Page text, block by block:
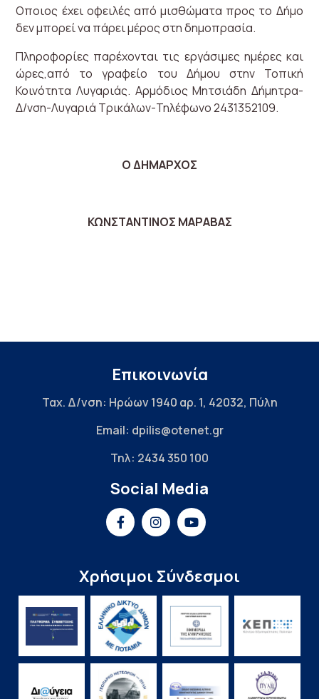
Οποιος έχει οφειλές από μισθώματα προς το Δήμο
δεν μπορεί να πάρει μέρος στη δημοπρασία.
Πληροφορίες παρέχονται τις εργάσιμες ημέρες και
ώρες,από το γραφείο του Δήμου στην Τοπική
Κοινότητα Λυγαριάς. Αρμόδιος Μητσιάδη Δήμητρα-
Δ/νση-Λυγαριά Τρικάλων-Τηλέφωνο 2431352109.
Ο ΔΗΜΑΡΧΟΣ
ΚΩΝΣΤΑΝΤΙΝΟΣ ΜΑΡΑΒΑΣ
Επικοινωνία
Ταχ. Δ/νση: Ηρώων 1940 αρ. 1, 42032, Πύλη
Email: dpilis@otenet.gr
Τηλ: 2434 350 100
Social Media
Χρήσιμοι Σύνδεσμοι